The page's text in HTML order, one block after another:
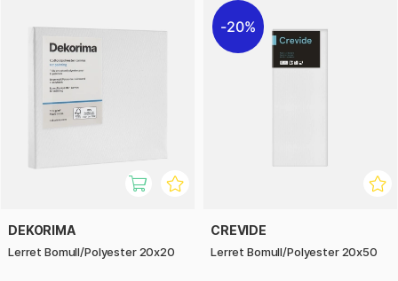
DEKORIMA
Lerret Bomull/Polyester 20x20
20%
CREVIDE
Lerret Bomull/Polyester 20x50